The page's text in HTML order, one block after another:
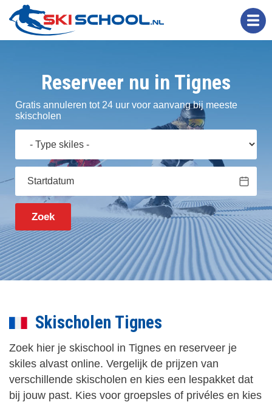
Overslaan
en
naar
Reserveer nu in Tignes
Gratis annuleren tot 24 uur voor aanvang bij meeste
skischolen
Zoek
Skischolen Tignes
Zoek hier je skischool in Tignes en reserveer je
skiles alvast online. Vergelijk de prijzen van
verschillende skischolen en kies een lespakket dat
bij jouw past. Kies voor groepsles of privéles en kies